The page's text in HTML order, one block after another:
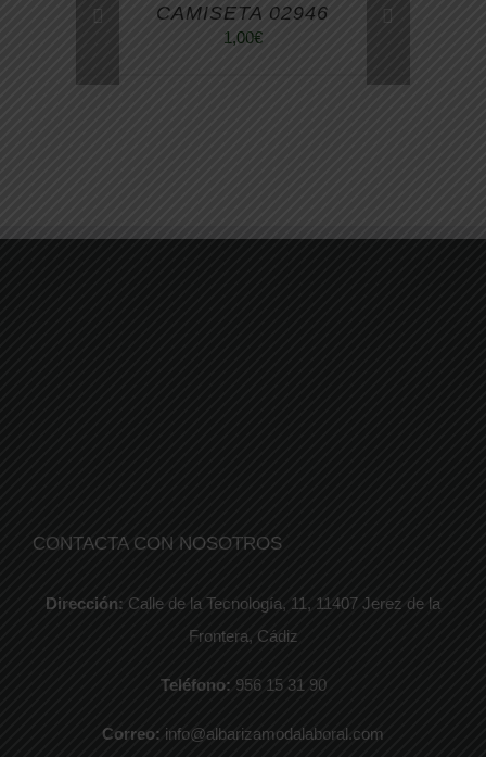
TIENE
MÚLTIPLES
PRODUCTO
CAMISETA 02946
1,00€
CONTACTA CON NOSOTROS
Dirección: Calle de la Tecnología, 11, 11407 Jerez de la
Frontera, Cádiz
Teléfono: 956 15 31 90
Correo: info@albarizamodalaboral.com